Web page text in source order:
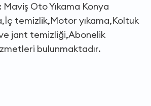
Maviş Oto Yıkama Konya
temizlik,Motor yıkama,Koltuk
jant temizliği,Abonelik
bulunmaktadır.